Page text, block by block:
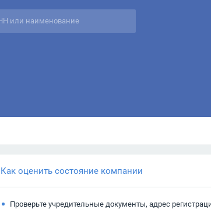
Как оценить состояние компании
Проверьте учредительные документы, адрес